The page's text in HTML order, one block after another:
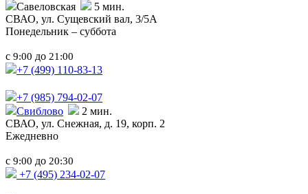
Савеловская
5 мин.
СВАО, ул. Сущевский вал, 3/5А
Понедельник – суббота
с 9:00 до 21:00
+7 (499) 110-83-13
+7 (985) 794-02-07
Свиблово
2 мин.
СВАО, ул. Снежная, д. 19, корп. 2
Ежедневно
с 9:00 до 20:30
+7 (495) 234-02-07